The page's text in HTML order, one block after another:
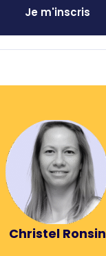
Je m'inscris
Christel Ronsin